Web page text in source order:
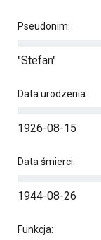
Pseudonim:
"Stefan"
Data urodzenia:
1926-08-15
Data śmierci:
1944-08-26
Funkcja: